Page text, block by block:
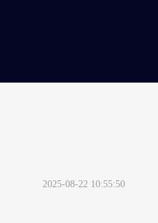
2025-08-22 10:55:50